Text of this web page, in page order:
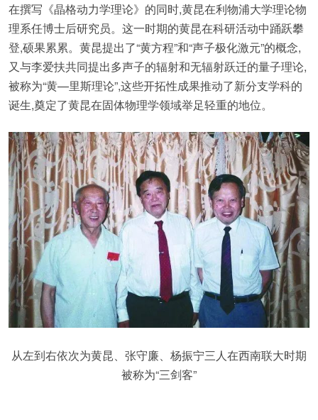
在撰写《晶格动力学理论》的同时,黄昆在利物浦大学理论物
理系任博士后研究员。这一时期的黄昆在科研活动中踊跃攀
登,硕果累累。黄昆提出了“黄方程”和“声子极化激元”的概念,
又与李爱扶共同提出多声子的辐射和无辐射跃迁的量子理论,
被称为“黄—里斯理论”,这些开拓性成果推动了新分支学科的
诞生,奠定了黄昆在固体物理学领域举足轻重的地位。
从左到右依次为黄昆、张守廉、杨振宁三人在西南联大时期
被称为“三剑客”